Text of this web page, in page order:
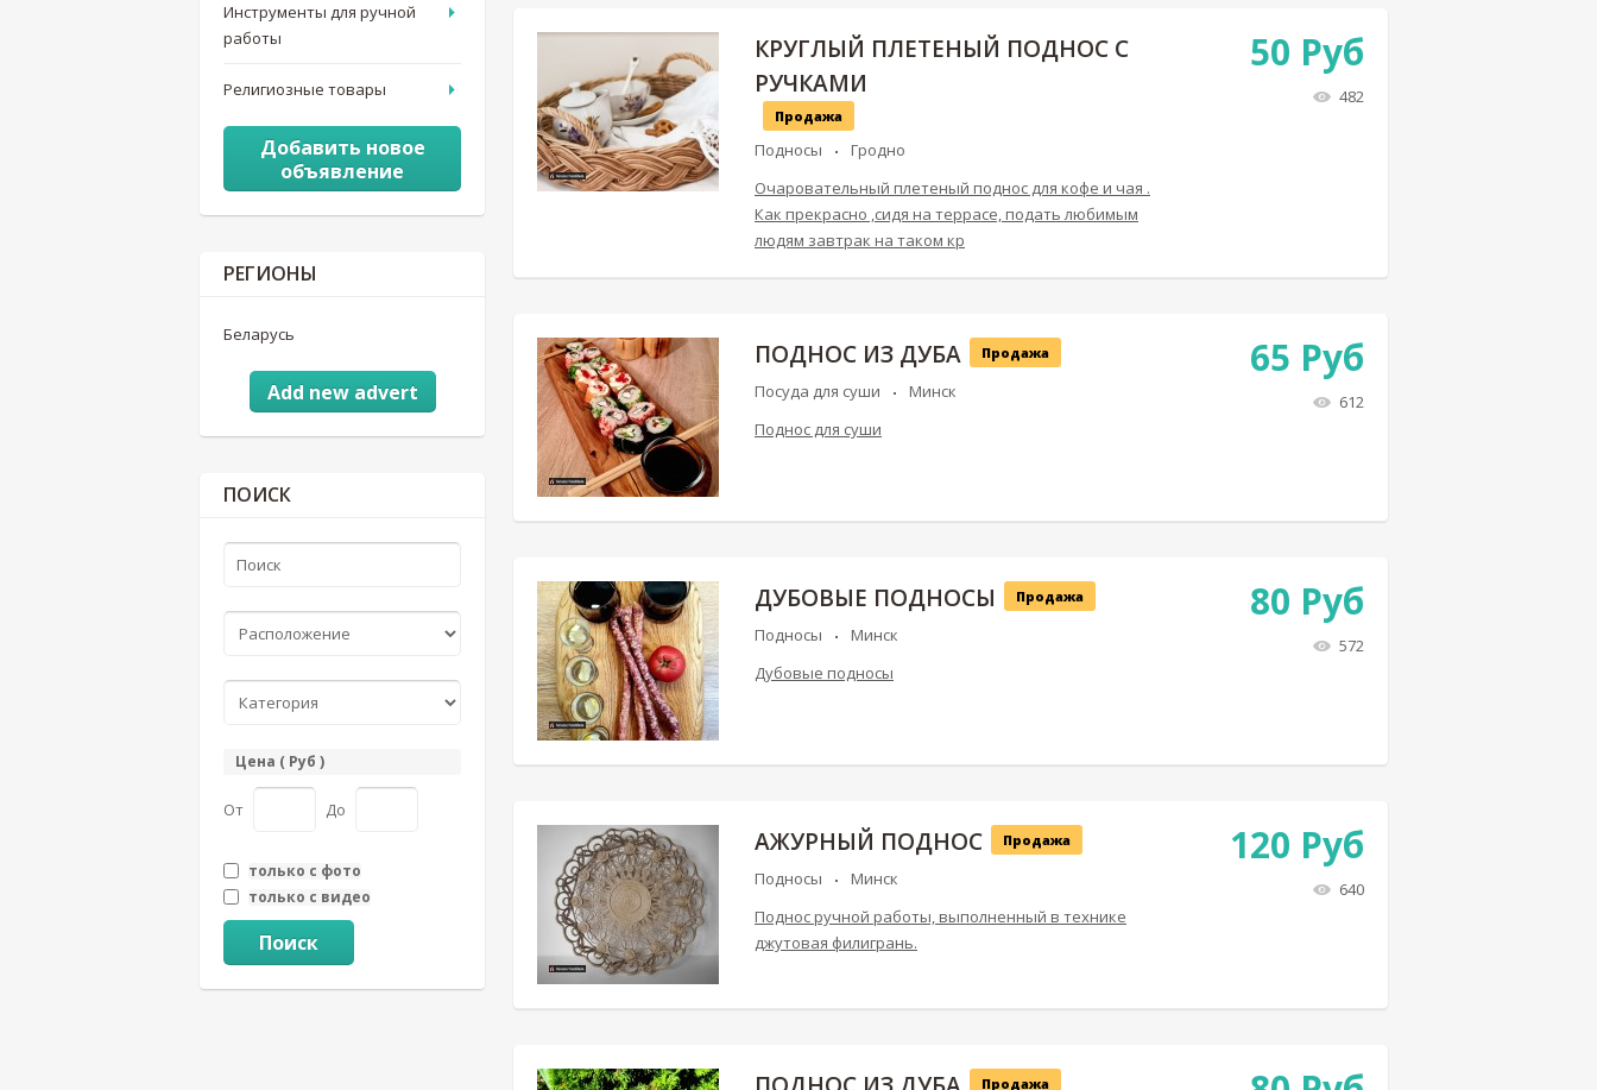
КРУГЛЫЙ ПЛЕТЕНЫЙ ПОДНОС С
РУЧКАМИ
Продажа
Подносы
Гродно
Очаровательный плетеный поднос для кофе и чая .
Как прекрасно ,сидя на террасе, подать любимым
людям завтрак на таком кр
50 Руб
482
ПОДНОС ИЗ ДУБА Продажа
Посуда для суши
Минск
Поднос для суши
65 Руб
612
ДУБОВЫЕ ПОДНОСЫ Продажа
Подносы
Минск
Дубовые подносы
80 Руб
572
АЖУРНЫЙ ПОДНОС Продажа
Подносы
Минск
Поднос ручной работы, выполненный в технике
джутовая филигрань.
120 Руб
640
Продажа
Инструменты для ручной
работы
Религиозные товары
Добавить новое
объявление
РЕГИОНЫ
Беларусь
Add new advert
ПОИСК
Цена ( Руб )
От До
только с фото
только с видео
Поиск